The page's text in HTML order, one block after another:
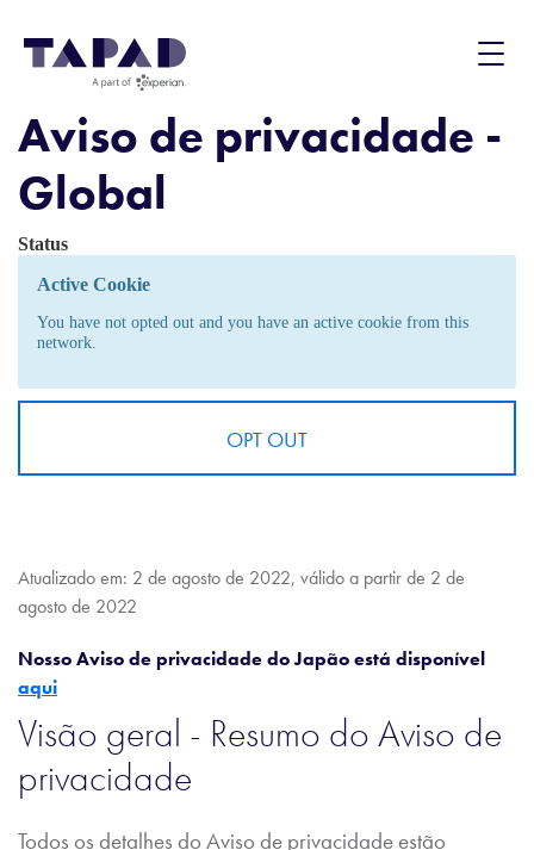
Aviso de privacidade -
Global
Atualizado em: 2 de agosto de 2022, válido a partir de 2 de
agosto de 2022
Nosso Aviso de privacidade do Japão está disponível
aqui
Visão geral - Resumo do Aviso de
privacidade
Todos os detalhes do Aviso de privacidade estão